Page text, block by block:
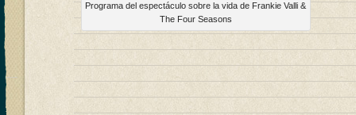
Programa del espectáculo sobre la vida de Frankie Valli &
The Four Seasons